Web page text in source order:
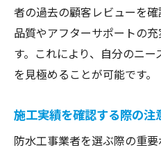
者の過去の顧客レビューを
品質やアフターサポートの
す。これにより、自分のニ
を見極めることが可能です。
施工実績を確認する際の注
防水工事業者を選ぶ際の重